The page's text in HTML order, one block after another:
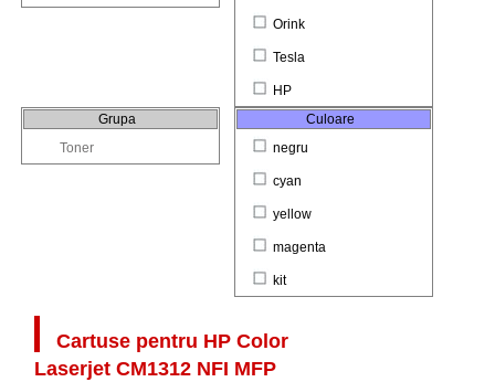
Orink
Tesla
HP
Grupa
Toner
Culoare
negru
cyan
yellow
magenta
kit
Cartuse pentru HP Color
Laserjet CM1312 NFI MFP